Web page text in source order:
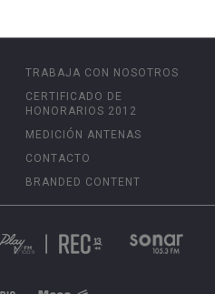
TRABAJA CON NOSOTROS
CERTIFICADO DE
HONORARIOS 2012
MEDICIÓN ANTENAS
CONTACTO
BRANDED CONTENT